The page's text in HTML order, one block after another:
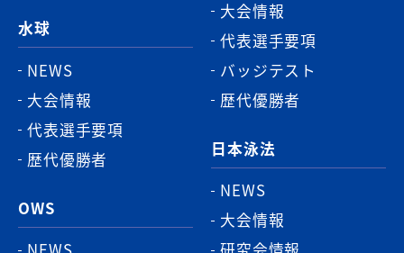
水球
NEWS
大会情報
代表選手要項
歴代優勝者
OWS
大会情報
代表選手要項
バッジテスト
歴代優勝者
日本泳法
NEWS
大会情報